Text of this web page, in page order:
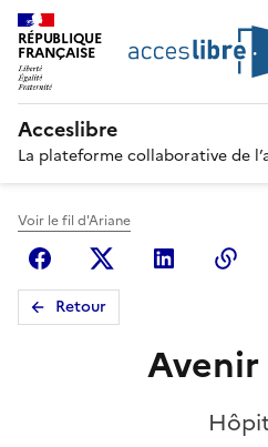
RÉPUBLIQUE
FRANÇAISE
Acceslibre
La plateforme collaborative de
Voir le fil d'Ariane
FacebookX Linkedin
Retour
Avenir